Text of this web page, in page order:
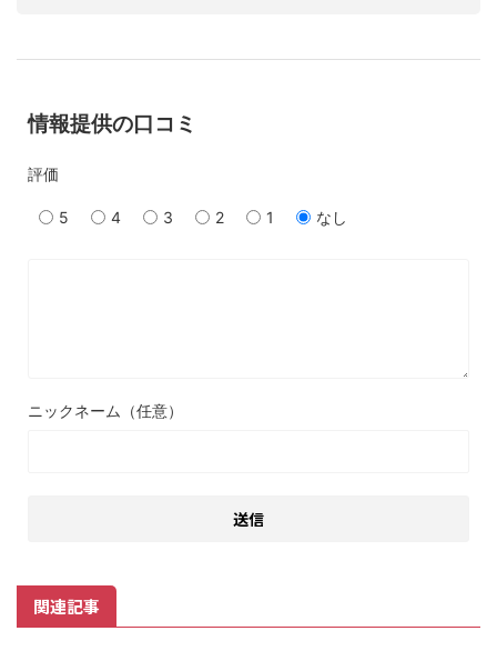
情報提供の口コミ
評価
5 4 3 2 1 なし
ニックネーム（任意）
関連記事